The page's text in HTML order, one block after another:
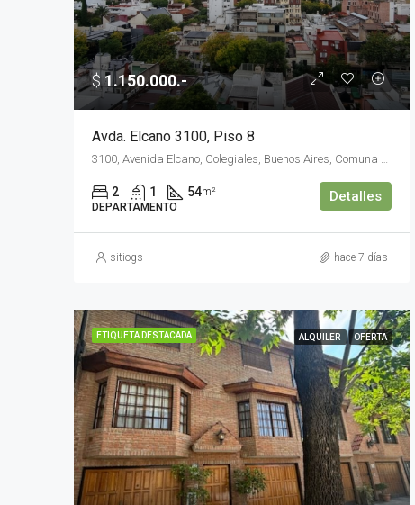
$1.150.000.-
Avda. Elcano 3100, Piso 8
2 1 54m²
DEPARTAMENTO
Detalles
sitiogs hace 7 días
ETIQUETA DESTACADA ALQUILER OFERTA